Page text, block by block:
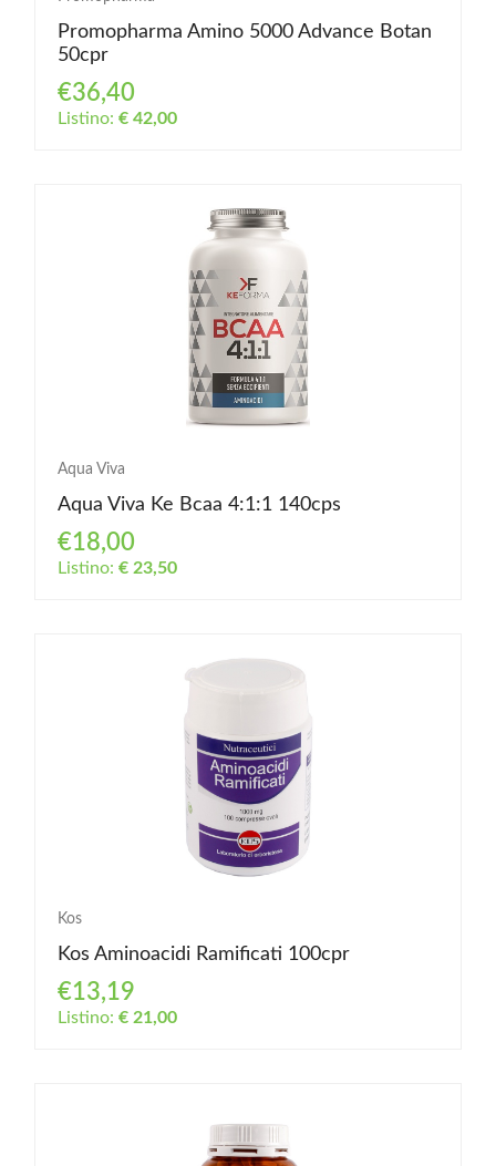
Promopharma Amino 5000 Advance Botan
50cpr
€36,40
Listino: € 42,00
Aqua Viva
Aqua Viva Ke Bcaa 4:1:1 140cps
€18,00
Listino: € 23,50
Kos
Kos Aminoacidi Ramificati 100cpr
€13,19
Listino: € 21,00